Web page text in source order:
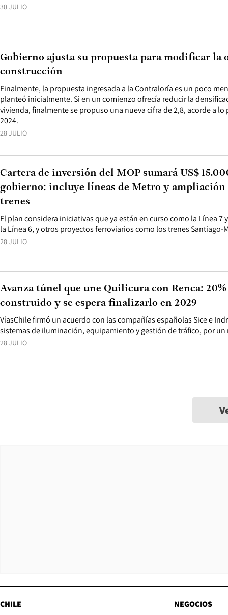
30 JULIO
28 JULIO
Finalmente, la propuesta ingresada a la Contraloría es un poco
planteó inicialmente. Si en un comienzo ofrecía reducir la
vivienda, finalmente se propuso una nueva cifra de 2,8, acorde a
2024.
Gobierno ajusta su propuesta para modificar la
construcción
28 JULIO
El plan considera iniciativas que ya están en curso como la Línea 7
la Línea 6, y otros proyectos ferroviarios como los trenes
Cartera de inversión del MOP sumará US$
gobierno: incluye líneas de Metro y ampliación
trenes
28 JULIO
VíasChile firmó un acuerdo con las compañías españolas Sice e
sistemas de iluminación, equipamiento y gestión de tráfico, por un
Avanza túnel que une Quilicura con Renca:
construido y se espera finalizarlo en 2029
CHILE NEGOCIOS